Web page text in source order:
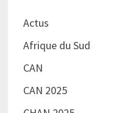
Actus
Afrique du Sud
CAN
CAN 2025